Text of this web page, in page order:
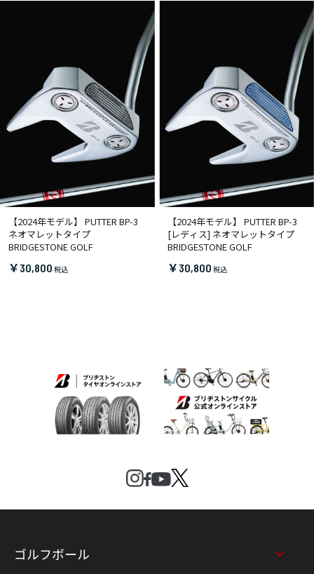
【2024年モデル】 PUTTER BP-3
ネオマレットタイプ
BRIDGESTONE GOLF
￥30,800
【2024年モデル】 PUTTER BP-3
[レディス] ネオマレットタイプ
BRIDGESTONE GOLF
￥30,800
ゴルフボール